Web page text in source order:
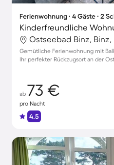
Ferienwohnung ∙ 4 Gäste ∙ 2
Kinderfreundliche
Ostseebad Binz,
Gemütliche Ferienwohnung mit
Ihr perfekter Rückzugsort an der
ab 73 €
pro Nacht
4.5